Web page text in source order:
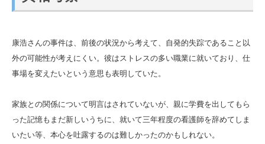
康浩さんの事件は、前後の状況から考えて、自発的失踪であること以
外の可能性が考えにくい。彼はストレスの多い職業に就いており、仕
事場を変えたいという意思も表明していた。
家族との関係について明言はされていないが、親に学費を出してもら
った記憶もまだ新しいうちに、就いて三年程度の看護師を辞めてしま
いたい等、本心を吐露するのは難しかったのかもしれない。